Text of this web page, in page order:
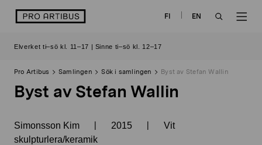
logo FI
EN
Elverket ti–sö kl. 11–17 | Sinne ti–sö kl. 12–17
Pro Artibus Samlingen Sök i samlingen Byst av Stefan Wallin
Byst av Stefan Wallin
Simonsson Kim | 2015 |
Vit
skulpturlera/keramik